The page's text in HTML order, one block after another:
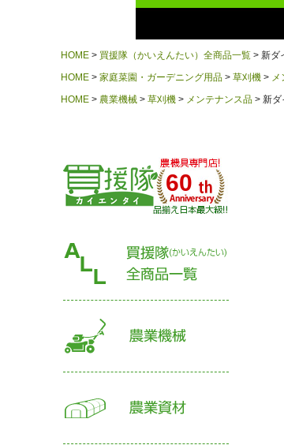
HOME 買援隊（かいえんたい）全商品一覧
新ダ
HOME
家庭菜園・ガーデニング用品 草刈機
HOME
農業機械 草刈機 メンテナンス品 新ダ
60